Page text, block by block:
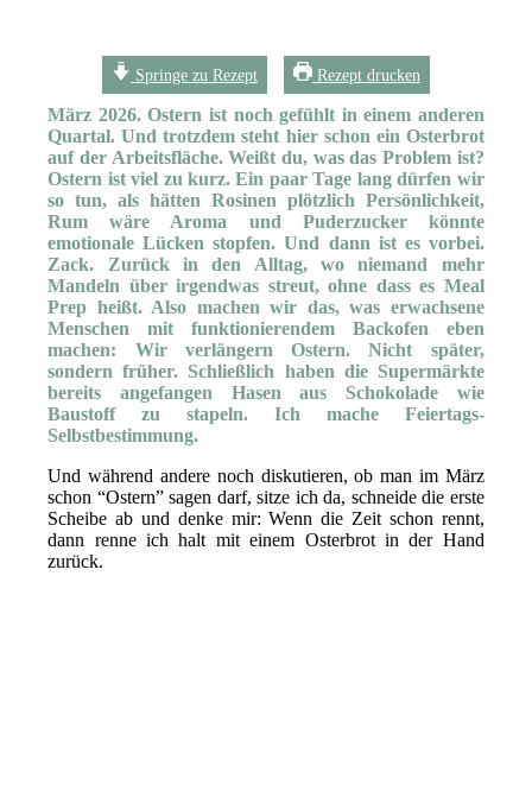
Springe zu Rezept Rezept drucken
März 2026. Ostern ist noch gefühlt in einem anderen
Quartal. Und trotzdem steht hier schon ein Osterbrot
auf der Arbeitsfläche. Weißt du, was das Problem ist?
Ostern ist viel zu kurz. Ein paar Tage lang dürfen wir
so tun, als hätten Rosinen plötzlich Persönlichkeit,
Rum wäre Aroma und Puderzucker könnte
emotionale Lücken stopfen. Und dann ist es vorbei.
Zack. Zurück in den Alltag, wo niemand mehr
Mandeln über irgendwas streut, ohne dass es Meal
Prep heißt. Also machen wir das, was erwachsene
Menschen mit funktionierendem Backofen eben
machen: Wir verlängern Ostern. Nicht später,
sondern früher. Schließlich haben die Supermärkte
bereits angefangen Hasen aus Schokolade wie
Baustoff zu stapeln. Ich mache Feiertags-
Selbstbestimmung.
Und während andere noch diskutieren, ob man im März
schon “Ostern” sagen darf, sitze ich da, schneide die erste
Scheibe ab und denke mir: Wenn die Zeit schon rennt,
dann renne ich halt mit einem Osterbrot in der Hand
zurück.